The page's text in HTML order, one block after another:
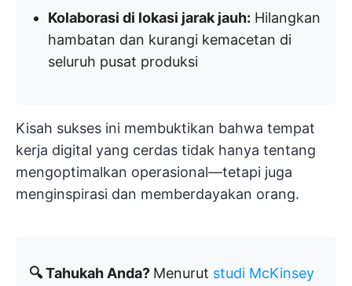
Kolaborasi di lokasi jarak jauh: Hilangkan
hambatan dan kurangi kemacetan di
seluruh pusat produksi
Kisah sukses ini membuktikan bahwa tempat
kerja digital yang cerdas tidak hanya tentang
mengoptimalkan operasional—tetapi juga
menginspirasi dan memberdayakan orang.
🔍 Tahukah Anda? Menurut studi McKinsey